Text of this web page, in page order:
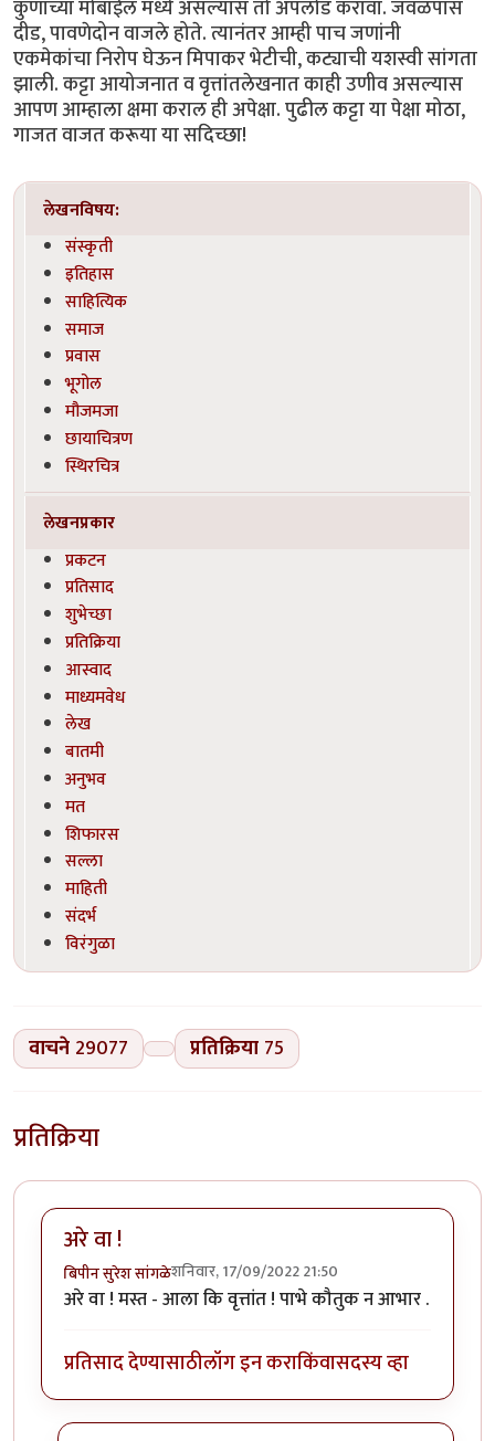
कुणाच्या मोबाईल मध्ये असल्यास तो अपलोड करावा. जवळपास
दीड, पावणेदोन वाजले होते. त्यानंतर आम्ही पाच जणांनी
एकमेकांचा निरोप घेऊन मिपाकर भेटीची, कट्याची यशस्वी सांगता
झाली. कट्टा आयोजनात व वृत्तांतलेखनात काही उणीव असल्यास
आपण आम्हाला क्षमा कराल ही अपेक्षा. पुढील कट्टा या पेक्षा मोठा,
गाजत वाजत करूया या सदिच्छा!
लेखनविषय:
संस्कृती
इतिहास
साहित्यिक
समाज
प्रवास
भूगोल
मौजमजा
छायाचित्रण
स्थिरचित्र
लेखनप्रकार
प्रकटन
प्रतिसाद
शुभेच्छा
प्रतिक्रिया
आस्वाद
माध्यमवेध
लेख
बातमी
अनुभव
मत
शिफारस
सल्ला
माहिती
संदर्भ
विरंगुळा
वाचने 29077 प्रतिक्रिया 75
प्रतिक्रिया
अरे वा !
बिपीन सुरेश सांगळेशनिवार, 17/09/2022 21:50
अरे वा ! मस्त - आला कि वृत्तांत ! पाभे कौतुक न आभार .
प्रतिसाद देण्यासाठीलॉग इन कराकिंवासदस्य व्हा